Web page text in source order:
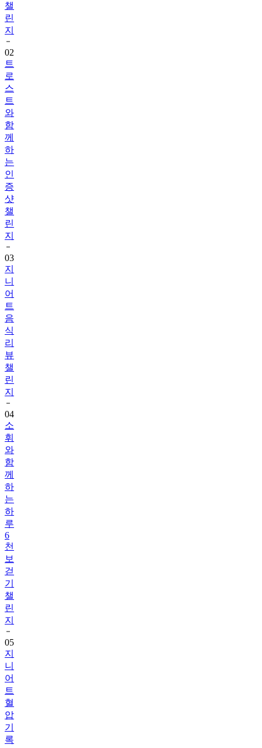
챌
린
지
02
트
로
스
트
와
함
께
하
는
인
증
샷
챌
린
지
03
지
니
어
트
음
식
리
뷰
챌
린
지
04
소
휘
와
함
께
하
는
하
루
6
천
보
걷
기
챌
린
지
05
지
니
어
트
혈
압
기
록